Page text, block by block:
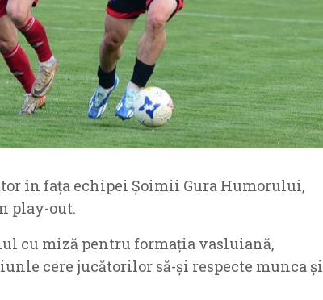
în fața echipei Șoimii Gura Humorului,
play-out.
cu miză pentru formația vasluiană,
cere jucătorilor să-și respecte munca și